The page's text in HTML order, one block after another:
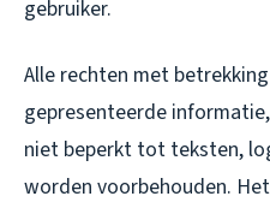
gebruiker.
Alle rechten met
gepresenteerde
niet beperkt tot teksten,
worden voorbehouden.